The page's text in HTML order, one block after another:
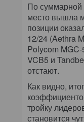
По суммарной
место вышла
позиции
12/24 (Aethra
Polycom
VCB5 и
отстают.
Как видно,
тройку
становится